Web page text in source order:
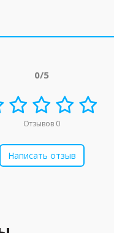
0/5
Отзывов 0
Написать отзыв